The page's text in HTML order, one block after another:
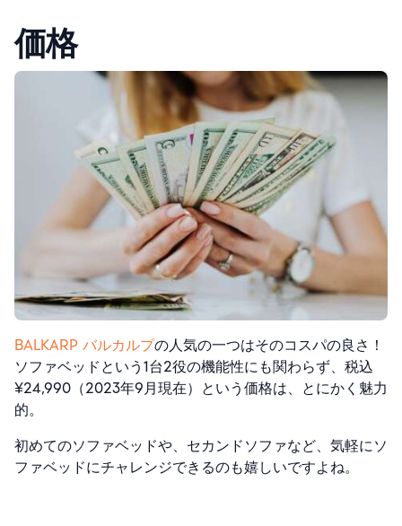
価格
BALKARP バルカルプの人気の一つはそのコスパの良さ！
ソファベッドという1台2役の機能性にも関わらず、税込
¥24,990（2023年9月現在）という価格は、とにかく魅力
的。
初めてのソファベッドや、セカンドソファなど、気軽にソ
ファベッドにチャレンジできるのも嬉しいですよね。